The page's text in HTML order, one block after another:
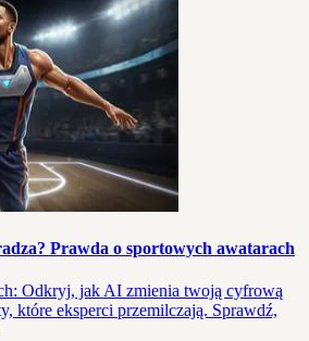
Prawda o sportowych awatarach
Odkryj, jak AI zmienia twoją cyfrową
które eksperci przemilczają. Sprawdź,